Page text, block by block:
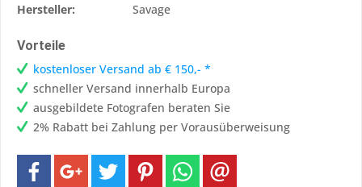
Hersteller:
Savage
Vorteile
kostenloser Versand ab € 150,- *
schneller Versand innerhalb Europa
ausgebildete Fotografen beraten Sie
2% Rabatt bei Zahlung per Vorausüberweisung